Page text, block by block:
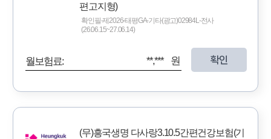
편고지형)
확인필-제2026-태평GA-기타(광고)02984L-전사
(26.06.15~27.06.14)
월보험료: **,*** 원 확인
(무)흥국생명 다사랑3.10.5간편건강보험(기